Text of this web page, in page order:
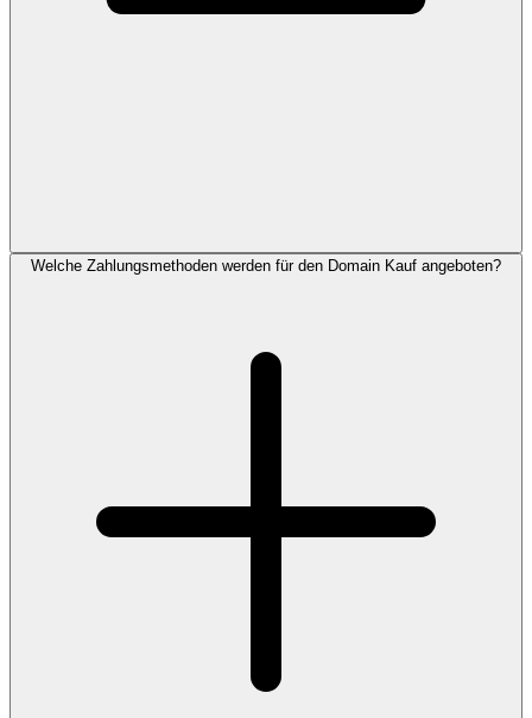
Welche Zahlungsmethoden werden für den Domain Kauf angeboten?